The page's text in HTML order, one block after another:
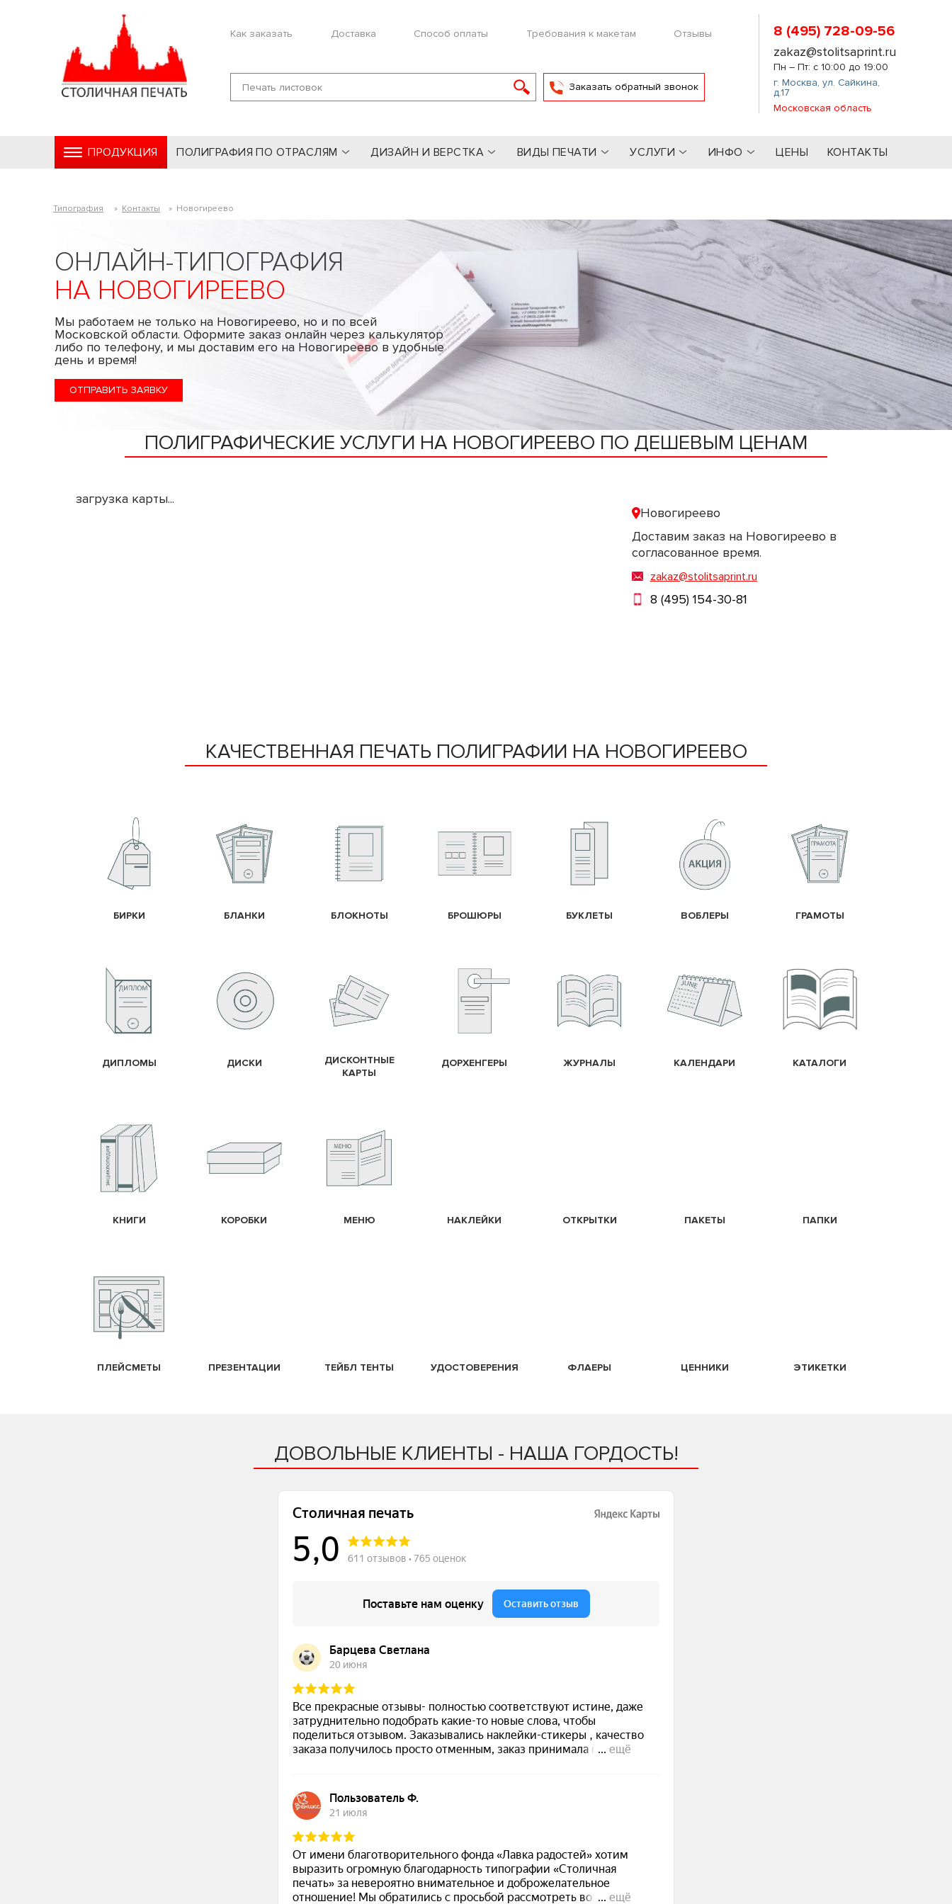
Как заказать Доставка Способ оплаты Требования к макетам Отзывы
Заказать обратный звонок
8 (495) 728-09-56
zakaz@stolitsaprint.ru
Пн – Пт: с 10:00 до 19:00
г. Москва,ул. Сайкина,
д.17
Московская область
ПРОДУКЦИЯ ПОЛИГРАФИЯ ПО ОТРАСЛЯМ ДИЗАЙН И ВЕРСТКА ВИДЫ ПЕЧАТИ УСЛУГИ ИНФО ЦЕНЫ КОНТАКТЫ
Типография » Контакты » Новогиреево
ОНЛАЙН-ТИПОГРАФИЯ
НА НОВОГИРЕЕВО
Мы работаем не только на Новогиреево, но и по всей
Московской области. Оформите заказ онлайн через калькулятор
либо по телефону, и мы доставим его на Новогиреево в удобные
день и время!
ОТПРАВИТЬ ЗАЯВКУ
ПОЛИГРАФИЧЕСКИЕ УСЛУГИ НА НОВОГИРЕЕВО ПО ДЕШЕВЫМ ЦЕНАМ
загрузка карты...
Новогиреево
Доставим заказ на Новогиреево в
согласованное время.
zakaz@stolitsaprint.ru
8 (495) 154-30-81
КАЧЕСТВЕННАЯ ПЕЧАТЬ ПОЛИГРАФИИ НА НОВОГИРЕЕВО
БИРКИ БЛАНКИ БЛОКНОТЫ БРОШЮРЫ БУКЛЕТЫ ВОБЛЕРЫ ГРАМОТЫ
ДИПЛОМЫ ДИСКИ
ДИСКОНТНЫЕ
КАРТЫ
ДОРХЕНГЕРЫ ЖУРНАЛЫ КАЛЕНДАРИ КАТАЛОГИ
КНИГИ КОРОБКИ МЕНЮ НАКЛЕЙКИ ОТКРЫТКИ ПАКЕТЫ ПАПКИ
ПЛЕЙСМЕТЫ ПРЕЗЕНТАЦИИ ТЕЙБЛ ТЕНТЫ УДОСТОВЕРЕНИЯ ФЛАЕРЫ ЦЕННИКИ ЭТИКЕТКИ
ДОВОЛЬНЫЕ КЛИЕНТЫ - НАША ГОРДОСТЬ!